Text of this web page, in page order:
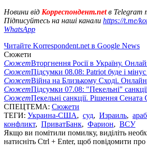
Новини від Корреспондент.netв Telegram
Підписуйтесь на наші канали https://t.me/
WhatsApp
Читайте Korrespondent.net в Google News
Сюжети
СюжетВторгнення Росії в Україну.
СюжетПідсумки 08.08: Patriot буде і
СюжетВійна на Близькому Сході. Онлайн
СюжетПідсумки 07.08: "Пекельні"
СюжетПекельні санкції. Рішення
СПЕЦТЕМА: Сюжети
ТЕГИ: Украина-США, суд, Израиль,
конфликт, ПриватБанк, Фарион, ВСУ
Якщо ви помітили помилку, виділіть
натисніть Ctrl + Enter, щоб повідомити